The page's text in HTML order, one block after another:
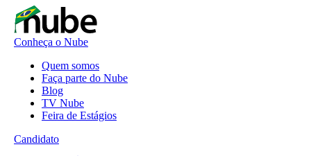
Conheça o Nube
Quem somos
Faça parte do Nube
Blog
TV Nube
Feira de Estágios
Candidato